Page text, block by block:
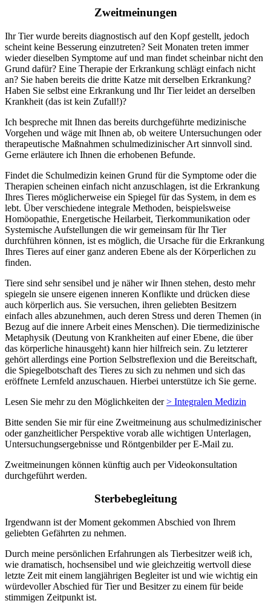
Zweitmeinungen
Ihr Tier wurde bereits diagnostisch auf den Kopf gestellt, jedoch
scheint keine Besserung einzutreten? Seit Monaten treten immer
wieder dieselben Symptome auf und man findet scheinbar nicht den
Grund dafür? Eine Therapie der Erkrankung schlägt einfach nicht
an? Sie haben bereits die dritte Katze mit derselben Erkrankung?
Haben Sie selbst eine Erkrankung und Ihr Tier leidet an derselben
Krankheit (das ist kein Zufall!)?
Ich bespreche mit Ihnen das bereits durchgeführte medizinische
Vorgehen und wäge mit Ihnen ab, ob weitere Untersuchungen oder
therapeutische Maßnahmen schulmedizinischer Art sinnvoll sind.
Gerne erläutere ich Ihnen die erhobenen Befunde.
Findet die Schulmedizin keinen Grund für die Symptome oder die
Therapien scheinen einfach nicht anzuschlagen, ist die Erkrankung
Ihres Tieres möglicherweise ein Spiegel für das System, in dem es
lebt. Über verschiedene integrale Methoden, beispielsweise
Homöopathie, Energetische Heilarbeit, Tierkommunikation oder
Systemische Aufstellungen die wir gemeinsam für Ihr Tier
durchführen können, ist es möglich, die Ursache für die Erkrankung
Ihres Tieres auf einer ganz anderen Ebene als der Körperlichen zu
finden.
Tiere sind sehr sensibel und je näher wir Ihnen stehen, desto mehr
spiegeln sie unsere eigenen inneren Konflikte und drücken diese
auch körperlich aus. Sie versuchen, ihren geliebten Besitzern
einfach alles abzunehmen, auch deren Stress und deren Themen (in
Bezug auf die innere Arbeit eines Menschen). Die tiermedizinische
Metaphysik (Deutung von Krankheiten auf einer Ebene, die über
das körperliche hinausgeht) kann hier hilfreich sein. Zu letzterer
gehört allerdings eine Portion Selbstreflexion und die Bereitschaft,
die Spiegelbotschaft des Tieres zu sich zu nehmen und sich das
eröffnete Lernfeld anzuschauen. Hierbei unterstütze ich Sie gerne.
Lesen Sie mehr zu den Möglichkeiten der> Integralen Medizin
Bitte senden Sie mir für eine Zweitmeinung aus schulmedizinischer
oder ganzheitlicher Perspektive vorab alle wichtigen Unterlagen,
Untersuchungsergebnisse und Röntgenbilder per E-Mail zu.
Zweitmeinungen können künftig auch per Videokonsultation
durchgeführt werden.
Sterbebegleitung
Irgendwann ist der Moment gekommen Abschied von Ihrem
geliebten Gefährten zu nehmen.
Durch meine persönlichen Erfahrungen als Tierbesitzer weiß ich,
wie dramatisch, hochsensibel und wie gleichzeitig wertvoll diese
letzte Zeit mit einem langjährigen Begleiter ist und wie wichtig ein
würdevoller Abschied für Tier und Besitzer zu einem für beide
stimmigen Zeitpunkt ist.